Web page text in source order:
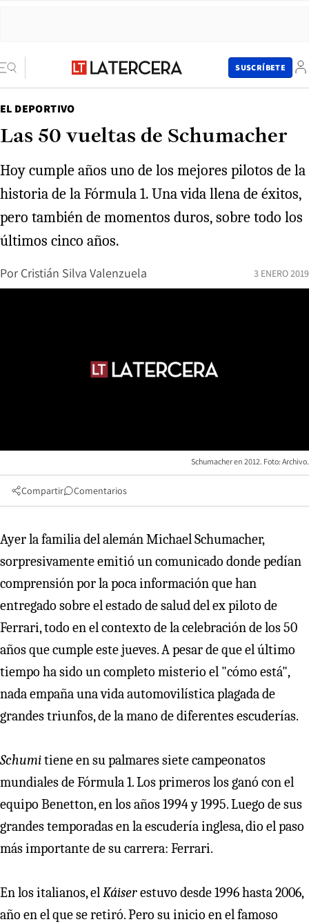
SUSCRÍBETE
EL DEPORTIVO
Las 50 vueltas de Schumacher
Hoy cumple años uno de los mejores pilotos de la
historia de la Fórmula 1. Una vida llena de éxitos,
pero también de momentos duros, sobre todo los
últimos cinco años.
Por Cristián Silva Valenzuela 3 ENERO 2019
Schumacher en 2012. Foto: Archivo.
Compartir Comentarios
Ayer la familia del alemán Michael Schumacher,
sorpresivamente emitió un comunicado donde pedían
comprensión por la poca información que han
entregado sobre el estado de salud del ex piloto de
Ferrari, todo en el contexto de la celebración de los 50
años que cumple este jueves. A pesar de que el último
tiempo ha sido un completo misterio el "cómo está",
nada empaña una vida automovilística plagada de
grandes triunfos, de la mano de diferentes escuderías.
Schumitiene en su palmares siete campeonatos
mundiales de Fórmula 1. Los primeros los ganó con el
equipo Benetton, en los años 1994 y 1995. Luego de sus
grandes temporadas en la escudería inglesa, dio el paso
más importante de su carrera: Ferrari.
En los italianos, elKáiserestuvo desde 1996 hasta 2006,
año en el que se retiró. Pero su inicio en el famoso